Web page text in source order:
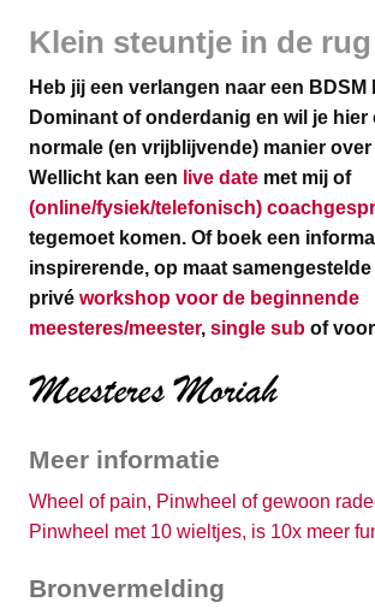
Klein steuntje in de
Heb jij een verlangen naar een BDSM
Dominant of onderdanig en wil je hier
normale (en vrijblijvende) manier
Wellicht kan een live date met mij of
(online/fysiek/telefonisch)
tegemoet komen. Of boek een
inspirerende, op maat samengestelde
privé workshop voor de beginnende
meesteres/meester, single sub of voor
Meer informatie
Wheel of pain, Pinwheel of gewoon
Pinwheel met 10 wieltjes, is 10x meer
Bronvermelding